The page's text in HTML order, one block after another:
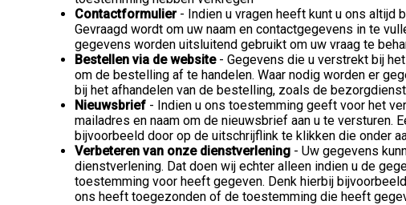
Contactformulier- Indien u vragen heeft kunt u ons altijd
Gevraagd wordt om uw naam en contactgegevens in te
gegevens worden uitsluitend gebruikt om uw vraag te
Bestellen via de website- Gegevens die u verstrekt bij
om de bestelling af te handelen. Waar nodig worden er
bij het afhandelen van de bestelling, zoals de
Nieuwsbrief - Indien u ons toestemming geeft voor het
mailadres en naam om de nieuwsbrief aan u te versturen.
bijvoorbeeld door op de uitschrijflink te klikken die onder
Verbeteren van onze dienstverlening - Uw gegevens
dienstverlening. Dat doen wij echter alleen indien u de
toestemming voor heeft gegeven. Denk hierbij
ons heeft toegezonden of de toestemming die heeft